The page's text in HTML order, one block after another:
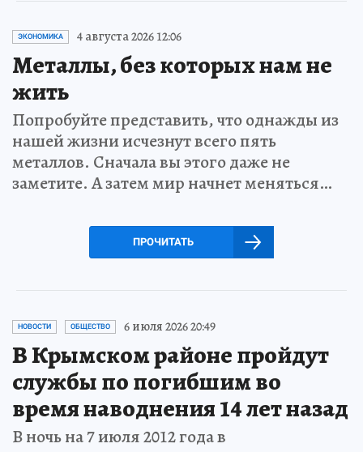
ЭКОНОМИКА 4 августа 2026 12:06
Металлы, без которых нам не
жить
Попробуйте представить, что однажды из
нашей жизни исчезнут всего пять
металлов. Сначала вы этого даже не
заметите. А затем мир начнет меняться…
ПРОЧИТАТЬ
НОВОСТИ ОБЩЕСТВО 6 июля 2026 20:49
В Крымском районе пройдут
службы по погибшим во
время наводнения 14 лет назад
В ночь на 7 июля 2012 года в